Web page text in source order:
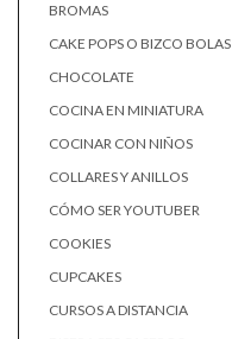
BROMAS
CAKE POPS O BIZCO BOLAS
CHOCOLATE
COCINA EN MINIATURA
COCINAR CON NIÑOS
COLLARES Y ANILLOS
CÓMO SER YOUTUBER
COOKIES
CUPCAKES
CURSOS A DISTANCIA